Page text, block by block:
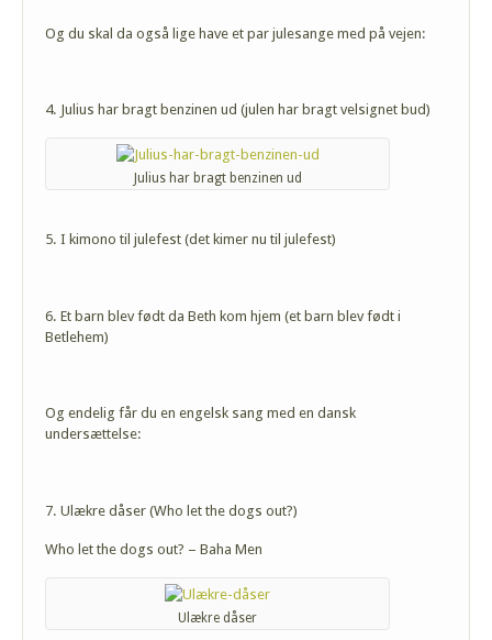
Og du skal da også lige have et par julesange med på vejen:
4. Julius har bragt benzinen ud (julen har bragt velsignet bud)
Julius har bragt benzinen ud
5. I kimono til julefest (det kimer nu til julefest)
6. Et barn blev født da Beth kom hjem (et barn blev født i
Betlehem)
Og endelig får du en engelsk sang med en dansk
undersættelse:
7. Ulækre dåser (Who let the dogs out?)
Who let the dogs out? – Baha Men
Ulækre dåser